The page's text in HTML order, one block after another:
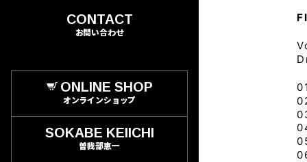
CONTACT
お問い合わせ
ONLINE SHOP
オンラインショップ
SOKABE KEIICHI
曽我部恵一